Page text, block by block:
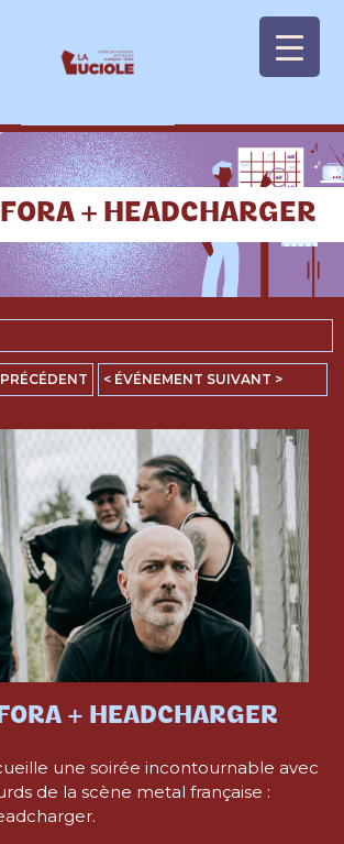
+ HEADCHARGER
< ÉVÉNEMENT SUIVANT >
+ HEADCHARGER
une soirée incontournable avec
de la scène metal française :